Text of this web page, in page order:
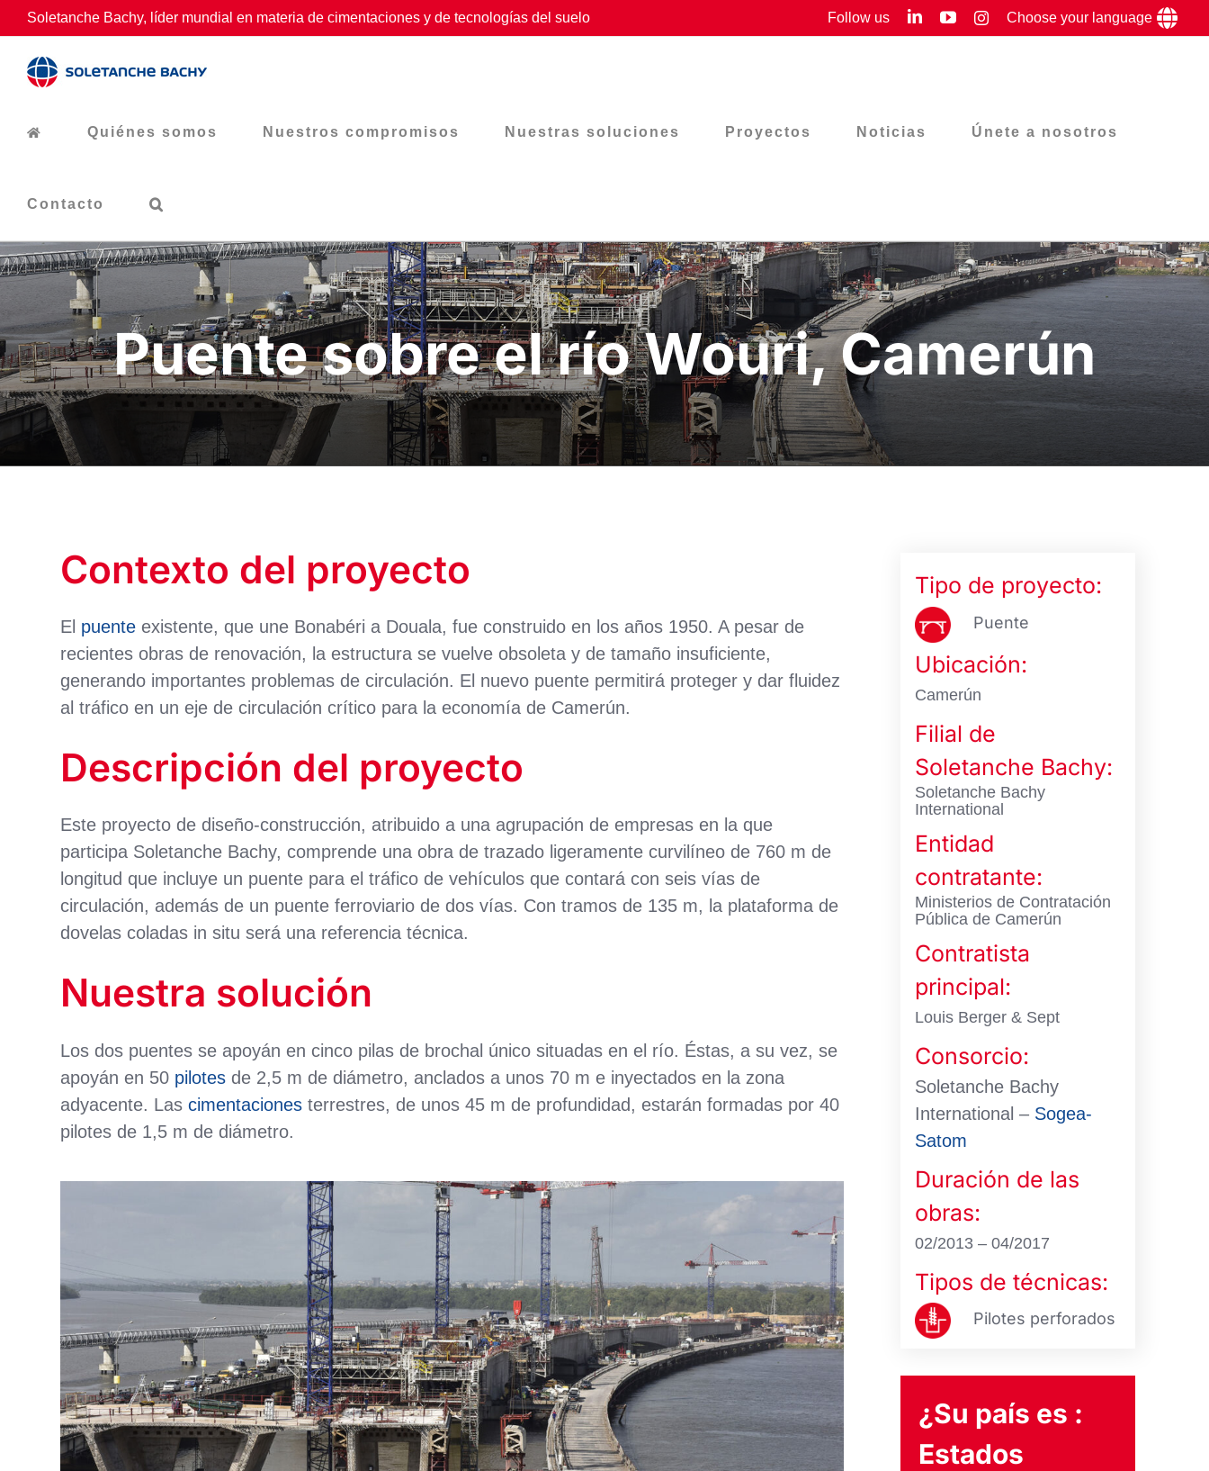
Skip
to
content
Soletanche Bachy, líder mundial en materia de cimentaciones y de tecnologías del suelo Follow us LinkedInYouTubeInstagram
Choose your language
Quiénes somos Nuestros compromisos Nuestras soluciones Proyectos Noticias Únete a nosotros
Contacto
Puente sobre el río Wouri, Camerún
Contexto del proyecto
El puente existente, que une Bonabéri a Douala, fue construido en los años 1950. A pesar de
recientes obras de renovación, la estructura se vuelve obsoleta y de tamaño insuficiente,
generando importantes problemas de circulación. El nuevo puente permitirá proteger y dar fluidez
al tráfico en un eje de circulación crítico para la economía de Camerún.
Descripción del proyecto
Este proyecto de diseño-construcción, atribuido a una agrupación de empresas en la que
participa Soletanche Bachy, comprende una obra de trazado ligeramente curvilíneo de 760 m de
longitud que incluye un puente para el tráfico de vehículos que contará con seis vías de
circulación, además de un puente ferroviario de dos vías. Con tramos de 135 m, la plataforma de
dovelas coladas in situ será una referencia técnica.
Nuestra solución
Los dos puentes se apoyán en cinco pilas de brochal único situadas en el río. Éstas, a su vez, se
apoyán en 50 pilotes de 2,5 m de diámetro, anclados a unos 70 m e inyectados en la zona
adyacente. Lascimentaciones terrestres, de unos 45 m de profundidad, estarán formadas por 40
pilotes de 1,5 m de diámetro.
Tipo de proyecto:
Puente
Ubicación:
Camerún
Filial de
Soletanche Bachy:
Soletanche Bachy
International
Entidad
contratante:
Ministerios de Contratación
Pública de Camerún
Contratista
principal:
Louis Berger & Sept
Consorcio:
Soletanche Bachy
International – Sogea-
Satom
Duración de las
obras:
02/2013 – 04/2017
Tipos de técnicas:
Pilotes perforados
¿Su país es :
Estados